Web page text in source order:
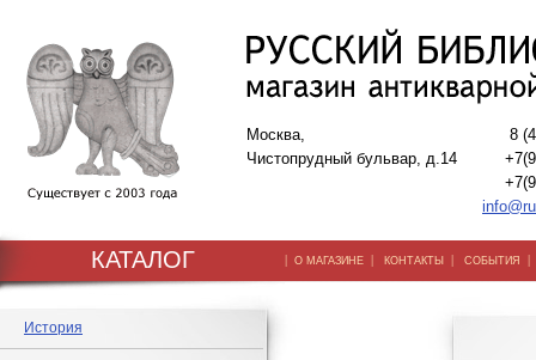
Москва,
Чистопрудный бульвар, д.14
8
КАТАЛОГ | О МАГАЗИНЕ | КОНТАКТЫ | СОБЫТИЯ
История